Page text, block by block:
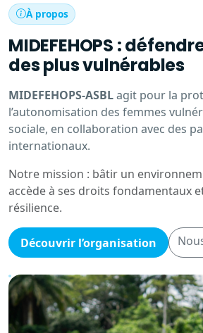
À propos
MIDEFEHOPS :
des plus vulnérables
MIDEFEHOPS-ASBLagit pour la
l’autonomisation des femmes
sociale, en collaboration avec des
internationaux.
Notre mission : bâtir un
accède à ses droits fondamentaux
résilience.
Découvrir l’organisation